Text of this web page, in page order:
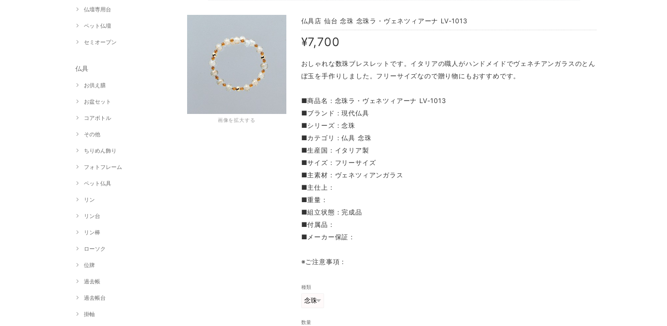
仏壇専用台
ペット仏壇
セミオープン
仏具
お供え膳
お盆セット
コアボトル
その他
ちりめん飾り
フォトフレーム
ペット仏具
リン
リン台
リン棒
ローソク
位牌
過去帳
過去帳台
掛軸
画像を拡大する
仏具店 仙台 念珠 念珠ラ・ヴェネツィアーナ LV-1013
¥7,700
おしゃれな数珠ブレスレットです。イタリアの職人がハンドメイドでヴェネチアンガラスのとん
ぼ玉を手作りしました。フリーサイズなので贈り物にもおすすめです。
■商品名：念珠ラ・ヴェネツィアーナ LV-1013
■ブランド：現代仏具
■シリーズ：念珠
■カテゴリ：仏具 念珠
■生産国：イタリア製
■サイズ：フリーサイズ
■主素材：ヴェネツィアンガラス
■主仕上：
■重量：
■組立状態：完成品
■付属品：
■メーカー保証：
※ご注意事項：
種類
数量